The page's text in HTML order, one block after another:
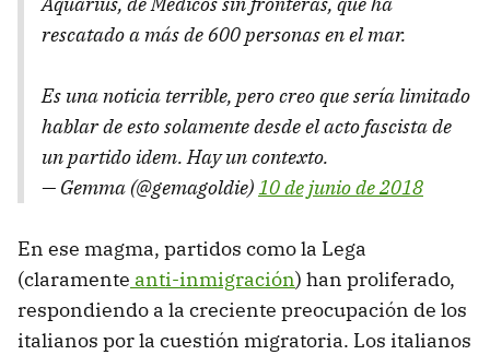
rescatado a más de 600 personas en el mar.
Es una noticia terrible, pero creo que sería limitado
hablar de esto solamente desde el acto fascista de
un partido idem. Hay un contexto.
— Gemma (@gemagoldie)10 de junio de 2018
En ese magma, partidos como la Lega
(claramente anti-inmigración) han proliferado,
respondiendo a la creciente preocupación de los
italianos por la cuestión migratoria. Los italianos